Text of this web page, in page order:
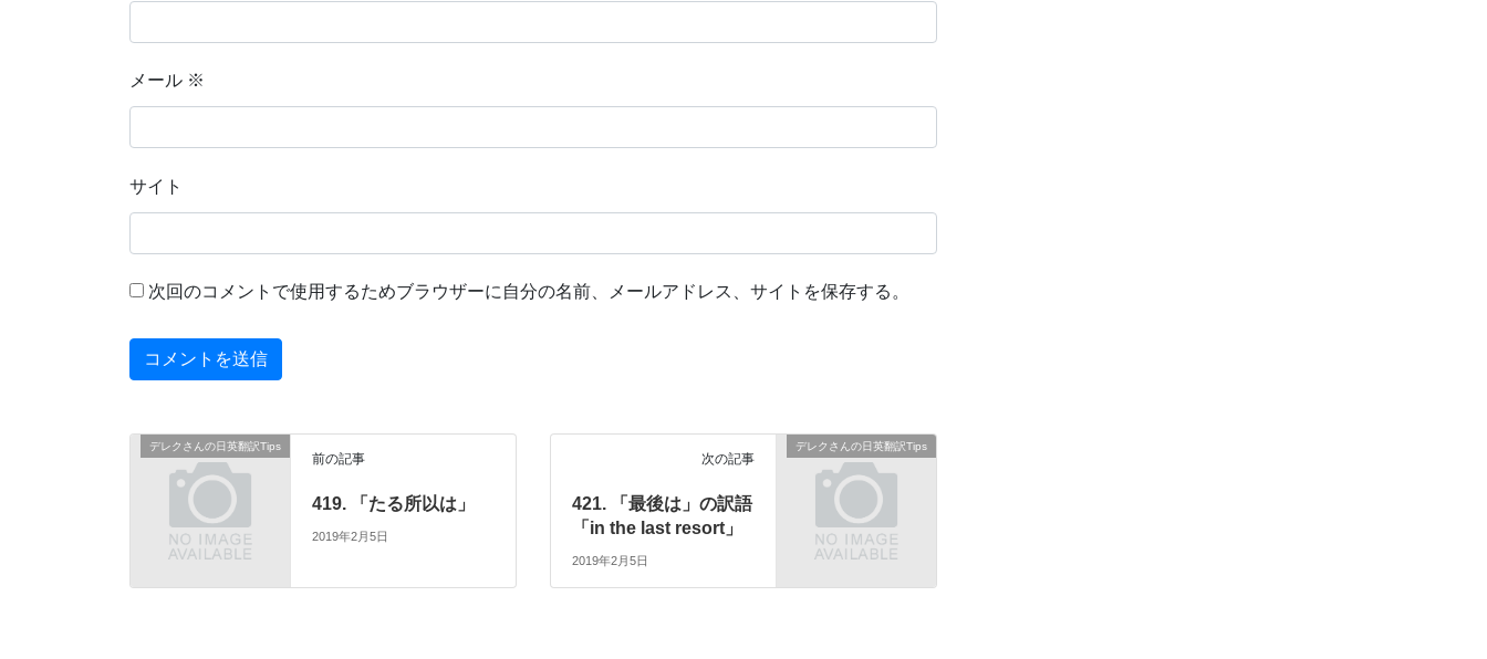
メール ※
サイト
次回のコメントで使用するためブラウザーに自分の名前、メールアドレス、サイトを保存する。
デレクさんの日英翻訳Tips
前の記事
419. 「たる所以は」
2019年2月5日
デレクさんの日英翻訳Tips
次の記事
421. 「最後は」の訳語
「in the last resort」
2019年2月5日